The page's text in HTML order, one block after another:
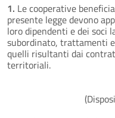
1. Le cooperative
presente legge devono
loro dipendenti e dei soci
subordinato, trattamenti
quelli risultanti dai
territoriali.